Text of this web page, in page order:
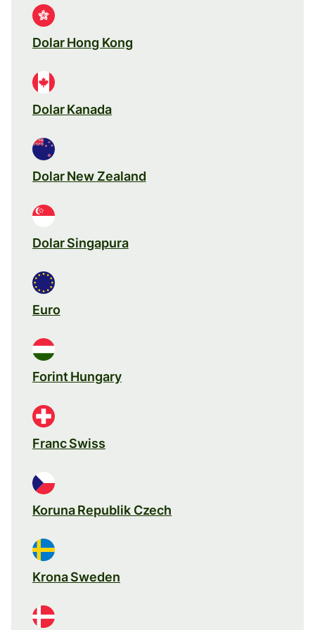
Dolar Hong Kong
Dolar Kanada
Dolar New Zealand
Dolar Singapura
Euro
Forint Hungary
Franc Swiss
Koruna Republik Czech
Krona Sweden